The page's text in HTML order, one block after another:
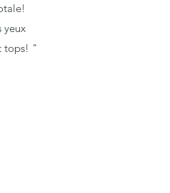
yeux
tops! "